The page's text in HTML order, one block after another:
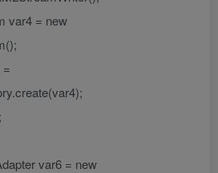
var4 = new
=
var6 = new